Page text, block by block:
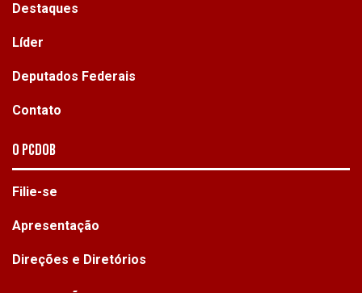
Destaques
Líder
Deputados Federais
Contato
O PCdoB
Filie-se
Apresentação
Direções e Diretórios